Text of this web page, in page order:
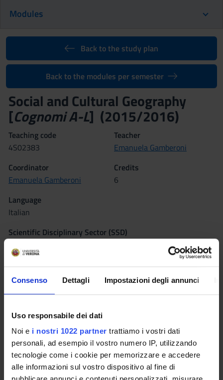
Consenso Dettagli Impostazioni degli annunci
Uso responsabile dei dati
Noi e i nostri 1022 partner trattiamo i vostri dati
personali, ad esempio il vostro numero IP, utilizzando
tecnologie come i cookie per memorizzare e accedere
alle informazioni sul vostro dispositivo al fine di
Modules
Back to the study plan
Back to the modules per semester
Social and Cultural Geography
[Cognomi A-L] (2015/2016)
Teaching code
4S02383
Teacher
Emanuela Gamberoni
Coordinator
Emanuela Gamberoni
Credits
6
Language
Italian
Scientific Disciplinary Sector (SSD)
Period
Sem. IA dal Sep 28, 2015 al Nov 8, 2015.
Learning outcomes
In the wider context of human geography, students will learn
the theoretical and methodological bases of social and cultural
geography and understand their value in educational field. In